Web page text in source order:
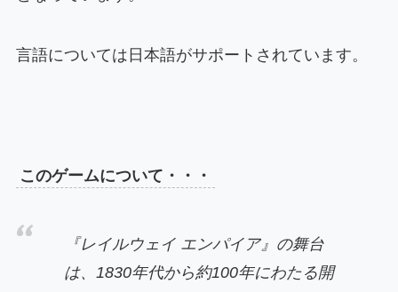
言語については日本語がサポートされています。
このゲームについて・・・
『レイルウェイ エンパイア』の舞台
は、1830年代から約100年にわたる開